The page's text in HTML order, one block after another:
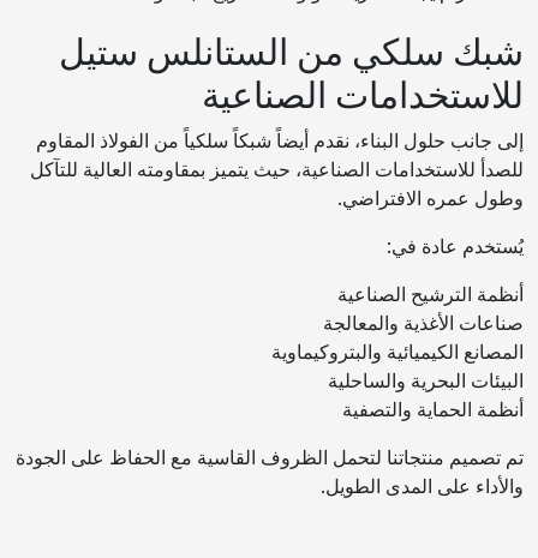
شبك سلكي من الستانلس ستيل
للاستخدامات الصناعية
إلى جانب حلول البناء، نقدم أيضاً شبكاً سلكياً من الفولاذ المقاوم
للصدأ للاستخدامات الصناعية، حيث يتميز بمقاومته العالية للتآكل
وطول عمره الافتراضي.
يُستخدم عادة في:
أنظمة الترشيح الصناعية
صناعات الأغذية والمعالجة
المصانع الكيميائية والبتروكيماوية
البيئات البحرية والساحلية
أنظمة الحماية والتصفية
تم تصميم منتجاتنا لتحمل الظروف القاسية مع الحفاظ على الجودة
والأداء على المدى الطويل.